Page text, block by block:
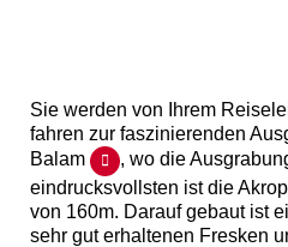
Sie werden von Ihrem
fahren zur faszinierenden
Balam
, wo die
eindrucksvollsten ist die
von 160m. Darauf gebaut ist
sehr gut erhaltenen Fresken